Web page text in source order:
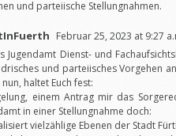
und parteiische Stellungnahmen.
Februar 25, 2023 at 9:27
Jugendamt Dienst- und
und parteiisches Vorgehen
haltet Euch fest:
einem Antrag mir das
in einer Stellungnahme doch:
vielzählige Ebenen der Stadt